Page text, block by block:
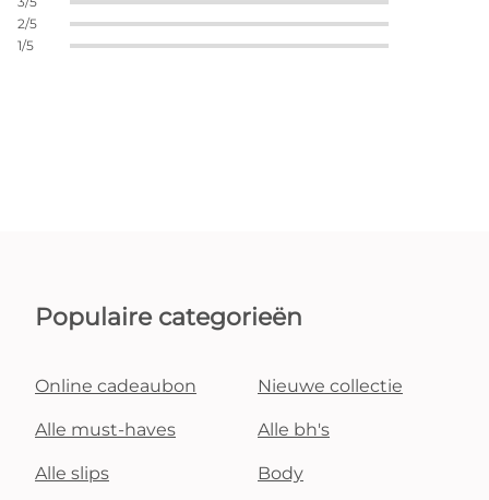
2/5
1/5
Populaire categorieën
Online cadeaubon Nieuwe collectie
Alle must-haves Alle bh's
Alle slips Body